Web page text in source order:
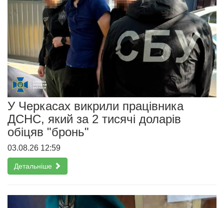
У Черкасах викрили працівника
ДСНС, який за 2 тисячі доларів
обіцяв "бронь"
03.08.26 12:59
Детальніше